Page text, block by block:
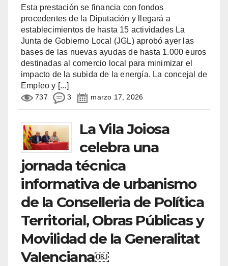
Esta prestación se financia con fondos
procedentes de la Diputación y llegará a
establecimientos de hasta 15 actividades La
Junta de Gobierno Local (JGL) aprobó ayer las
bases de las nuevas ayudas de hasta 1.000 euros
destinadas al comercio local para minimizar el
impacto de la subida de la energía. La concejal de
Empleo y [...]
737 3 marzo 17, 2026
La Vila Joiosa
celebra una
jornada técnica
informativa de urbanismo
de la Conselleria de Política
Territorial, Obras Públicas y
Movilidad de la Generalitat
Valenciana￼